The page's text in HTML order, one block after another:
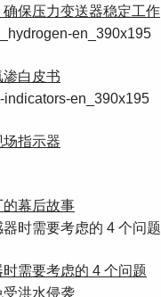
保压力变送器稳定工作
白皮书
指示器
幕后故事
需要考虑的 4 个问题